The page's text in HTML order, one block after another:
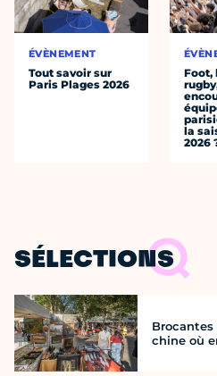
ÉVÈNEMENT
Tout savoir sur
Paris Plages 2026
Foot,
la
2026
SÉLECTIONS
chine où